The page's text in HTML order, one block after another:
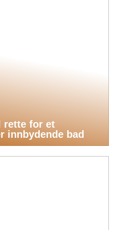
rette for et
innbydende bad